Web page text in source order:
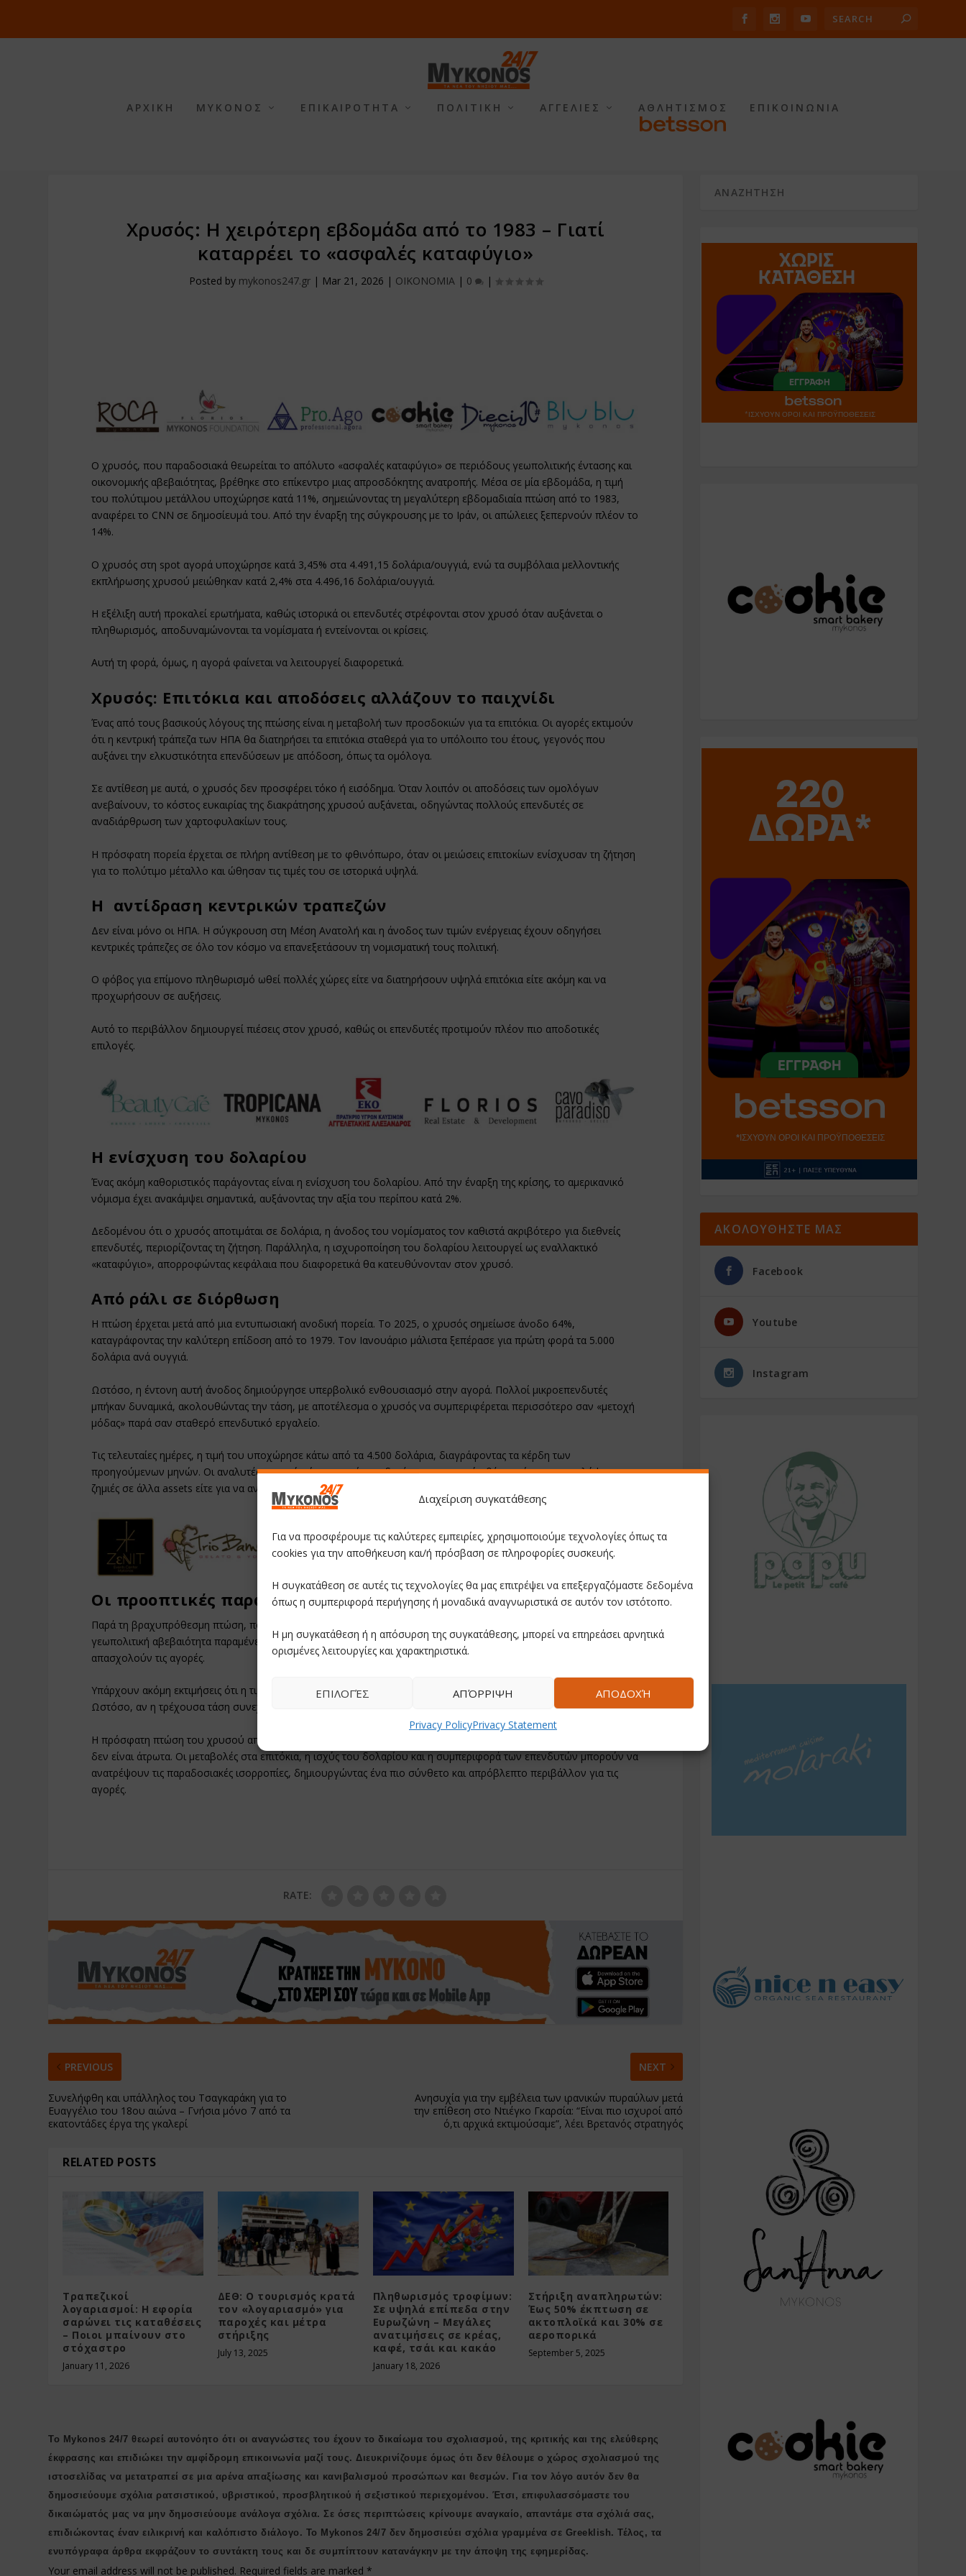
Διαχείριση συγκατάθεσης
Για να προσφέρουμε τις καλύτερες εμπειρίες, χρησιμοποιούμε τεχνολογίες όπως τα
cookies για την αποθήκευση και/ή πρόσβαση σε πληροφορίες συσκευής.
Η συγκατάθεση σε αυτές τις τεχνολογίες θα μας επιτρέψει να επεξεργαζόμαστε δεδομένα
όπως η συμπεριφορά περιήγησης ή μοναδικά αναγνωριστικά σε αυτόν τον ιστότοπο.
Η μη συγκατάθεση ή η απόσυρση της συγκατάθεσης, μπορεί να επηρεάσει αρνητικά
ορισμένες λειτουργίες και χαρακτηριστικά.
ΑΠΟΔΟΧΉ
ΑΠΌΡΡΙΨΗ
ΕΠΙΛΟΓΈΣ
Privacy PolicyPrivacy Statement
ΑΡΧΙΚΗ ΜΥΚΟΝΟΣ ΕΠΙΚΑΙΡΟΤΗΤΑ ΠΟΛΙΤΙΚΗ ΑΓΓΕΛΙΕΣ ΑΘΛΗΤΙΣΜΟΣ ΕΠΙΚΟΙΝΩΝΙΑ
Χρυσός: Η χειρότερη εβδομάδα από το 1983 – Γιατί
καταρρέει το «ασφαλές καταφύγιο»
Posted by mykonos247.gr| Mar 21, 2026 | ΟΙΚΟΝΟΜΙΑ| 0 |
Ο χρυσός, που παραδοσιακά θεωρείται το απόλυτο «ασφαλές καταφύγιο» σε περιόδους γεωπολιτικής έντασης και
οικονομικής αβεβαιότητας, βρέθηκε στο επίκεντρο μιας απροσδόκητης ανατροπής. Μέσα σε μία εβδομάδα, η τιμή
του πολύτιμου μετάλλου υποχώρησε κατά 11%, σημειώνοντας τη μεγαλύτερη εβδομαδιαία πτώση από το 1983,
αναφέρει το CNN σε δημοσίευμά του. Από την έναρξη της σύγκρουσης με το Ιράν, οι απώλειες ξεπερνούν πλέον το
14%.
Ο χρυσός στη spot αγορά υποχώρησε κατά 3,45% στα 4.491,15 δολάρια/ουγγιά, ενώ τα συμβόλαια μελλοντικής
εκπλήρωσης χρυσού μειώθηκαν κατά 2,4% στα 4.496,16 δολάρια/ουγγιά.
Η εξέλιξη αυτή προκαλεί ερωτήματα, καθώς ιστορικά οι επενδυτές στρέφονται στον χρυσό όταν αυξάνεται ο
πληθωρισμός, αποδυναμώνονται τα νομίσματα ή εντείνονται οι κρίσεις.
Αυτή τη φορά, όμως, η αγορά φαίνεται να λειτουργεί διαφορετικά.
Χρυσός: Επιτόκια και αποδόσεις αλλάζουν το παιχνίδι
Ένας από τους βασικούς λόγους της πτώσης είναι η μεταβολή των προσδοκιών για τα επιτόκια. Οι αγορές εκτιμούν
ότι η κεντρική τράπεζα των ΗΠΑ θα διατηρήσει τα επιτόκια σταθερά για το υπόλοιπο του έτους, γεγονός που
αυξάνει την ελκυστικότητα επενδύσεων με απόδοση, όπως τα ομόλογα.
Σε αντίθεση με αυτά, ο χρυσός δεν προσφέρει τόκο ή εισόδημα. Όταν λοιπόν οι αποδόσεις των ομολόγων
ανεβαίνουν, το κόστος ευκαιρίας της διακράτησης χρυσού αυξάνεται, οδηγώντας πολλούς επενδυτές σε
αναδιάρθρωση των χαρτοφυλακίων τους.
Η πρόσφατη πορεία έρχεται σε πλήρη αντίθεση με το φθινόπωρο, όταν οι μειώσεις επιτοκίων ενίσχυσαν τη ζήτηση
για το πολύτιμο μέταλλο και ώθησαν τις τιμές του σε ιστορικά υψηλά.
Η αντίδραση κεντρικών τραπεζών
Δεν είναι μόνο οι ΗΠΑ. Η σύγκρουση στη Μέση Ανατολή και η άνοδος των τιμών ενέργειας έχουν οδηγήσει
κεντρικές τράπεζες σε όλο τον κόσμο να επανεξετάσουν τη νομισματική τους πολιτική.
Ο φόβος για επίμονο πληθωρισμό ωθεί πολλές χώρες είτε να διατηρήσουν υψηλά επιτόκια είτε ακόμη και να
προχωρήσουν σε αυξήσεις.
Αυτό το περιβάλλον δημιουργεί πιέσεις στον χρυσό, καθώς οι επενδυτές προτιμούν πλέον πιο αποδοτικές
επιλογές.
Η ενίσχυση του δολαρίου
Ένας ακόμη καθοριστικός παράγοντας είναι η ενίσχυση του δολαρίου. Από την έναρξη της κρίσης, το αμερικανικό
νόμισμα έχει ανακάμψει σημαντικά, αυξάνοντας την αξία του περίπου κατά 2%.
Δεδομένου ότι ο χρυσός αποτιμάται σε δολάρια, η άνοδος του νομίσματος τον καθιστά ακριβότερο για διεθνείς
επενδυτές, περιορίζοντας τη ζήτηση. Παράλληλα, η ισχυροποίηση του δολαρίου λειτουργεί ως εναλλακτικό
«καταφύγιο», απορροφώντας κεφάλαια που διαφορετικά θα κατευθύνονταν στον χρυσό.
Από ράλι σε διόρθωση
Η πτώση έρχεται μετά από μια εντυπωσιακή ανοδική πορεία. Το 2025, ο χρυσός σημείωσε άνοδο 64%,
καταγράφοντας την καλύτερη επίδοση από το 1979. Τον Ιανουάριο μάλιστα ξεπέρασε για πρώτη φορά τα 5.000
δολάρια ανά ουγγιά.
Ωστόσο, η έντονη αυτή άνοδος δημιούργησε υπερβολικό ενθουσιασμό στην αγορά. Πολλοί μικροεπενδυτές
μπήκαν δυναμικά, ακολουθώντας την τάση, με αποτέλεσμα ο χρυσός να συμπεριφέρεται περισσότερο σαν «μετοχή
μόδας» παρά σαν σταθερό επενδυτικό εργαλείο.
Τις τελευταίες ημέρες, η τιμή του υποχώρησε κάτω από τα 4.500 δολάρια, διαγράφοντας τα κέρδη των
προηγούμενων μηνών. Οι αναλυτές εκτιμούν ότι αρκετοί επενδυτές ρευστοποιούν θέσεις είτε για να καλύψουν
ζημιές σε άλλα assets είτε για να αναπροσαρμόσουν τα χαρτοφυλάκιά τους.
Οι προοπτικές παραμένουν ανοιχτές
Παρά τη βραχυπρόθεσμη πτώση, πολλοί ειδικοί διατηρούν αισιόδοξη στάση για το μέλλον του χρυσού. Η
γεωπολιτική αβεβαιότητα παραμένει έντονη, ενώ τα δημοσιονομικά προβλήματα και ο πληθωρισμός συνεχίζουν να
απασχολούν τις αγορές.
Υπάρχουν ακόμη εκτιμήσεις ότι η τιμή θα μπορούσε να φτάσει έως και τα 6.000 δολάρια μέχρι το τέλος του έτους.
Ωστόσο, αν η τρέχουσα τάση συνεχιστεί, δεν αποκλείεται οι προβλέψεις αυτές να αναθεωρηθούν προς τα κάτω.
Η πρόσφατη πτώση του χρυσού αποτελεί μια υπενθύμιση ότι ακόμη και τα πιο «ασφαλή» επενδυτικά καταφύγια
δεν είναι άτρωτα. Οι μεταβολές στα επιτόκια, η ισχύς του δολαρίου και η συμπεριφορά των επενδυτών μπορούν να
ανατρέψουν τις παραδοσιακές ισορροπίες, δημιουργώντας ένα πιο σύνθετο και απρόβλεπτο περιβάλλον για τις
αγορές.
RATE:
PREVIOUS
Συνελήφθη και υπάλληλος του Τσαγκαράκη για το
Ευαγγέλιο του 18ου αιώνα – Γνήσια μόνο 7 από τα
εκατοντάδες έργα της γκαλερί
NEXT
Ανησυχία για την εμβέλεια των ιρανικών πυραύλων μετά
την επίθεση στο Ντιέγκο Γκαρσία: “Είναι πιο ισχυροί από
ό,τι αρχικά εκτιμούσαμε”, λέει Βρετανός στρατηγός
RELATED POSTS
Τραπεζικοί
λογαριασμοί: Η εφορία
σαρώνει τις καταθέσεις
– Ποιοι μπαίνουν στο
στόχαστρο
January 11, 2026
ΔΕΘ: Ο τουρισμός κρατά
τον «λογαριασμό» για
παροχές και μέτρα
στήριξης
July 13, 2025
Πληθωρισμός τροφίμων:
Σε υψηλά επίπεδα στην
Ευρωζώνη – Μεγάλες
ανατιμήσεις σε κρέας,
καφέ, τσάι και κακάο
January 18, 2026
Στήριξη αναπληρωτών:
Έως 50% έκπτωση σε
ακτοπλοϊκά και 30% σε
αεροπορικά
September 5, 2025
Το Mykonos 24/7 θεωρεί αυτονόητο ότι οι αναγνώστες του έχουν το δικαίωμα του σχολιασμού, της κριτικής και της ελεύθερης
έκφρασης και επιδιώκει την αμφίδρομη επικοινωνία μαζί τους. Διευκρινίζουμε όμως ότι δεν θέλουμε ο χώρος σχολιασμού της
ιστοσελίδας να μετατραπεί σε μια αρένα απαξίωσης και κανιβαλισμού προσώπων και θεσμών. Για τον λόγο αυτόν δεν θα
δημοσιεύουμε σχόλια ρατσιστικού, υβριστικού, προσβλητικού ή σεξιστικού περιεχομένου. Έτσι, επιφυλασσόμαστε του
δικαιώματός μας να μην δημοσιεύουμε ανάλογα σχόλια. Σε όσες περιπτώσεις κρίνουμε αναγκαίο, απαντάμε στα σχόλιά σας,
επιδιώκοντας έναν ειλικρινή και καλόπιστο διάλογο. Το Μykonos 24/7 δεν δημοσιεύει σχόλια γραμμένα σε Greeklish. Τέλος, τα
ενυπόγραφα άρθρα εκφράζουν το συντάκτη τους και δε συμπίπτουν κατανάγκην με την άποψη της εφημερίδας.
Your email address will not be published. Required fields are marked *
ΑΚΟΛΟΥΘΗΣΤΕ ΜΑΣ
Facebook
Youtube
Instagram